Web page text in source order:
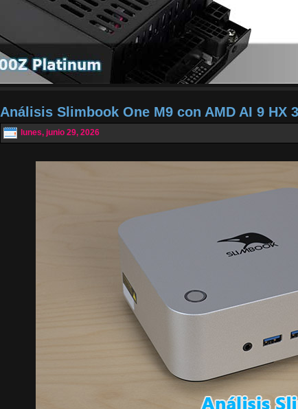
Análisis Slimbook One M9 con AMD AI 9 HX
lunes, junio 29, 2026